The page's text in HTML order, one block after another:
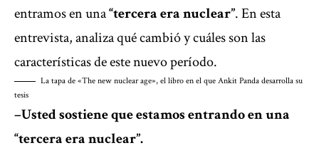
entramos en una“tercera era nuclear”. En esta
entrevista, analiza qué cambió y cuáles son las
características de este nuevo período.
La tapa de «The new nuclear age», el libro en el que Ankit Panda desarrolla su
tesis
–Usted sostiene que estamos entrando en una
“tercera eranuclear”.